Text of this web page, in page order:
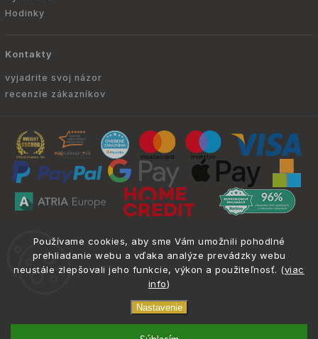
Používame cookies, aby sme Vám umožnili pohodlné
prehliadanie webu a vďaka analýze prevádzky webu
neustále zlepšovali jeho funkcie, výkon a použiteľnosť. (viac
info)
Nastavenie
Hodinky
Kontakty
vyjadrite svoj názor
recenzie zákazníkov
práva vyhradené.
0917 133 662
Kompatibilita